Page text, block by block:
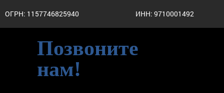
ОГРН: 1157746825940 ИНН: 9710001492
Позвоните
нам!